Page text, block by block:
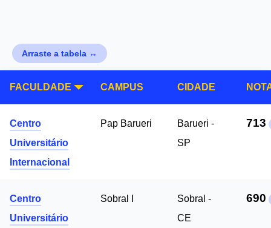
Arraste a tabela ↔
FACULDADE CAMPUS CIDADE
Centro
Universitário
Internacional
Pap Barueri
Barueri -
SP
713
Centro
Universitário
Sobral I
Sobral -
CE
690